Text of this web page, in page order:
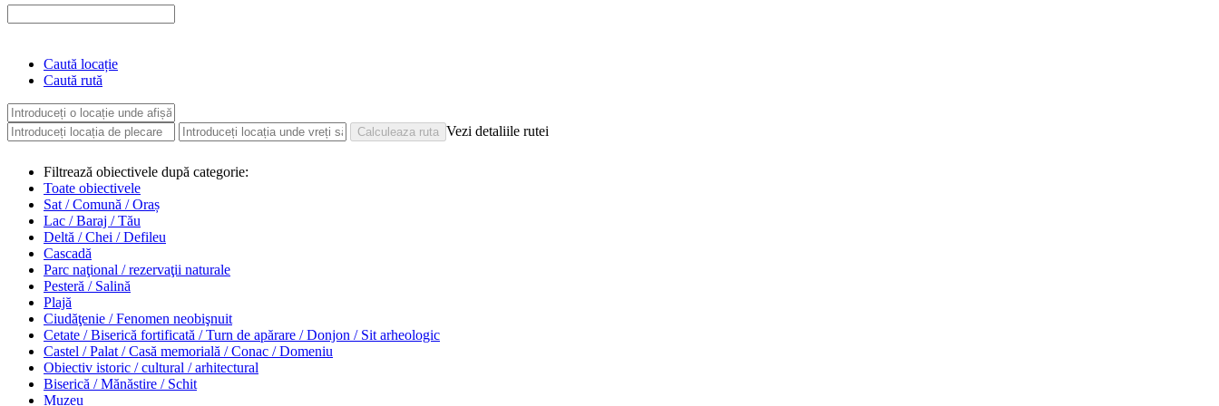
Caută locație
Caută rută
Vezi detaliile rutei
Filtrează obiectivele după categorie:
Toate obiectivele
Sat / Comună / Oraș
Lac / Baraj / Tău
Deltă / Chei / Defileu
Cascadă
Parc naţional / rezervaţii naturale
Pesteră / Salină
Plajă
Ciudăţenie / Fenomen neobişnuit
Cetate / Biserică fortificată / Turn de apărare / Donjon / Sit arheologic
Castel / Palat / Casă memorială / Conac / Domeniu
Obiectiv istoric / cultural / arhitectural
Biserică / Mănăstire / Schit
Muzeu